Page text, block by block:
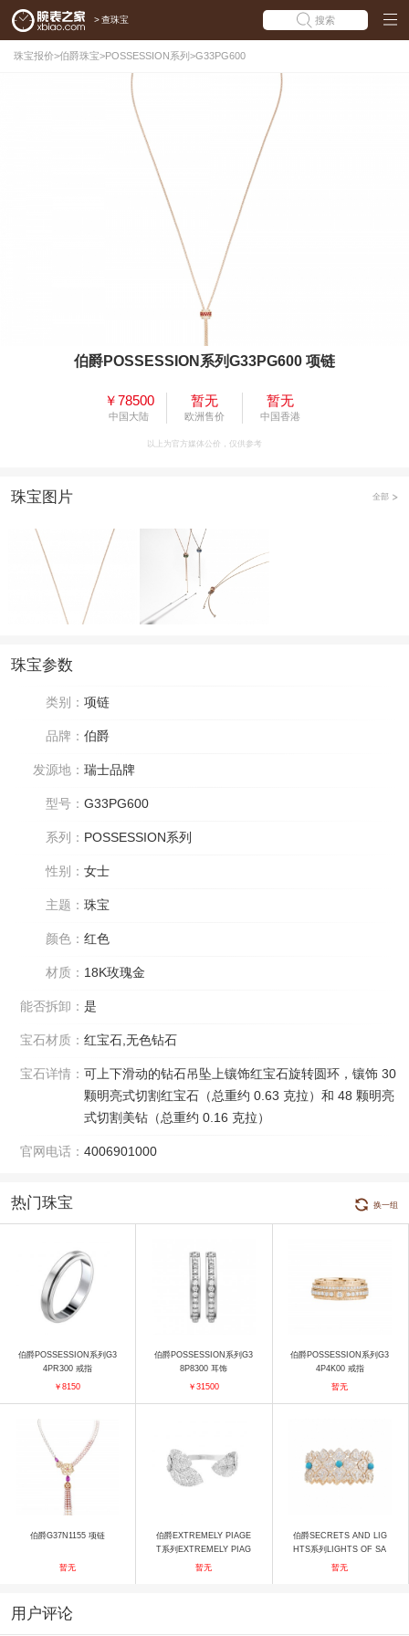
> 查珠宝 搜索
珠宝报价>伯爵珠宝>POSSESSION系列 >G33PG600
伯爵POSSESSION系列G33PG600 项链
￥78500
中国大陆
暂无
欧洲售价
暂无
中国香港
以上为官方媒体公价，仅供参考
珠宝图片 全部
珠宝参数
类别： 项链
品牌： 伯爵
发源地： 瑞士品牌
型号： G33PG600
系列： POSSESSION系列
性别： 女士
主题： 珠宝
颜色： 红色
材质： 18K玫瑰金
能否拆卸： 是
宝石材质： 红宝石,无色钻石
宝石详情： 可上下滑动的钻石吊坠上镶饰红宝石旋转圆环，镶饰 30
颗明亮式切割红宝石（总重约 0.63 克拉）和 48 颗明亮
式切割美钻（总重约 0.16 克拉）
官网电话： 4006901000
热门珠宝 换一组
伯爵POSSESSION系列G3
4PR300 戒指
￥8150
伯爵POSSESSION系列G3
8P8300 耳饰
￥31500
伯爵POSSESSION系列G3
4P4K00 戒指
暂无
伯爵G37N1155 项链
暂无
伯爵EXTREMELY PIAGE
T系列EXTREMELY PIAG
ET G36LB516 手镯
暂无
伯爵SECRETS AND LIG
HTS系列LIGHTS OF SA
MARKAND G36M2200 手
暂无
用户评论